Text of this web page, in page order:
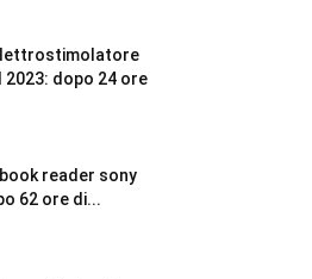
2023: dopo 24 ore
reader sony
62 ore di...